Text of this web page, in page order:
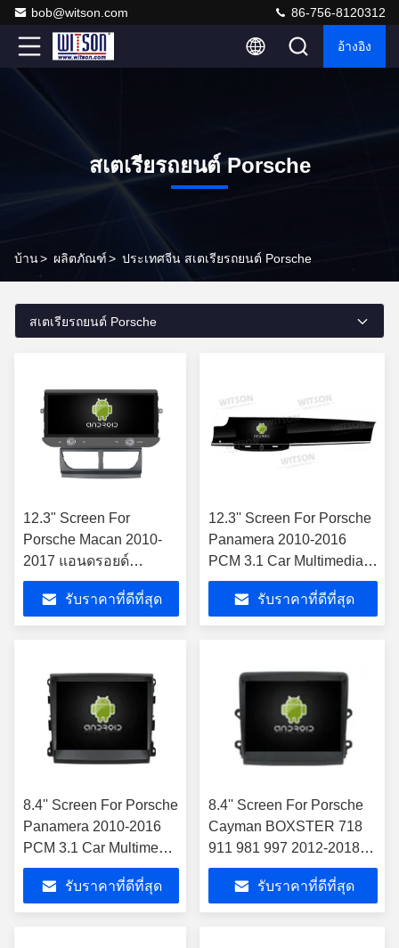
bob@witson.com 86-756-8120312
อ้างอิง
สเตเรียรถยนต์ Porsche
บ้าน> ผลิตภัณฑ์> ประเทศจีน สเตเรียรถยนต์ Porsche
สเตเรียรถยนต์ Porsche
12.3" Screen For
Porsche Macan 2010-
2017 แอนดรอยด์
มัลติมีเดีย เพลย์
รับราคาที่ดีที่สุด
12.3'' Screen For Porsche
Panamera 2010-2016
PCM 3.1 Car Multimedia
Stereo GPS CarPlay
Player เครื่องเล่นรถยนต์
รับราคาที่ดีที่สุด
8.4'' Screen For Porsche
Panamera 2010-2016
PCM 3.1 Car Multimedia
Stereo GPS CarPlay
Player เครื่องเล่นรถยนต์
รับราคาที่ดีที่สุด
8.4'' Screen For Porsche
Cayman BOXSTER 718
911 981 997 2012-2018
คาร์มัลติมีเดีย สเตียโร GPS
CarPlay Playerรับราคาที่ดีที่สุด